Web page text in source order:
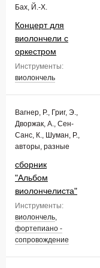
Бах, Й.-Х.
Концерт для
виолончели с
оркестром
Инструменты:
виолончель
Вагнер, Р., Григ, Э.,
Дворжак, А., Сен-
Санс, К., Шуман, Р.,
авторы, разные
сборник
"Альбом
виолончелиста"
Инструменты:
виолончель,
фортепиано -
сопровождение